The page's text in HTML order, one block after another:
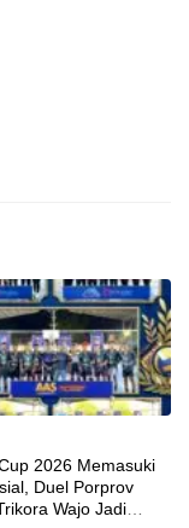
2026 Memasuki
Duel Porprov
Wajo Jadi